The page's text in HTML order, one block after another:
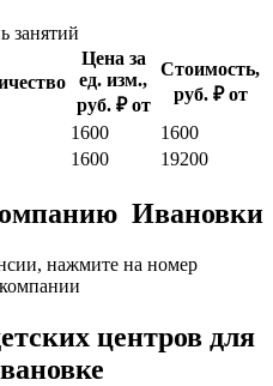
занятий
Цена за
ед. изм.,
руб. ₽ от
Стоимость,
руб. ₽ от
1600
1600
1600 19200
Ивановки
нажмите на номер
центров для